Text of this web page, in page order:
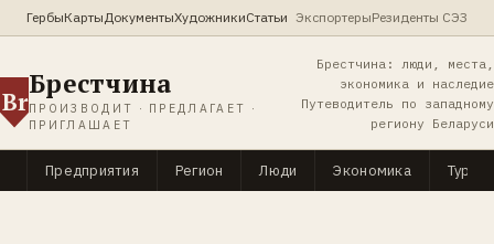
ГербыКартыДокументыХудожникиСтатьи ЭкспортерыРезиденты СЭЗ
Br
Брестчина
ПРОИЗВОДИТ · ПРЕДЛАГАЕТ ·
ПРИГЛАШАЕТ
Брестчина: люди, места,
экономика и наследие
Путеводитель по западному
региону Беларуси
Предприятия Регион Люди Экономика